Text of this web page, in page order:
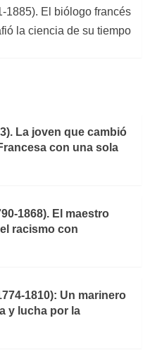
1885). El biólogo francés
la ciencia de su tiempo
La joven que cambió
con una sola
1868). El maestro
racismo con
1810): Un marinero
y lucha por la